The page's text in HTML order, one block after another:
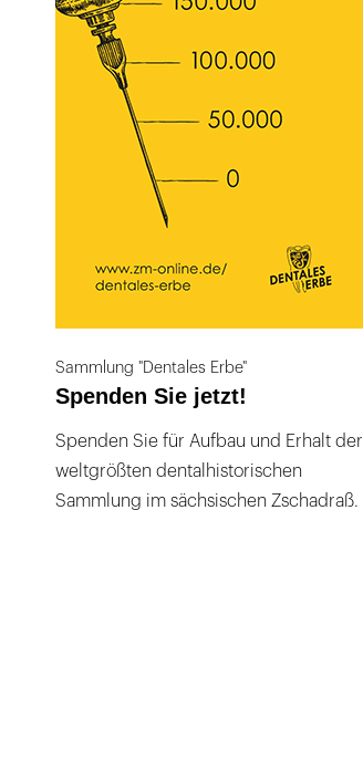
Sammlung "Dentales Erbe"
Spenden Sie jetzt!
Spenden Sie für Aufbau und Erhalt der
weltgrößten dentalhistorischen
Sammlung im sächsischen Zschadraß.